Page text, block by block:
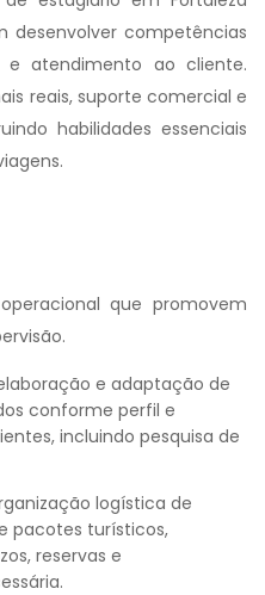
desenvolver competências
e atendimento ao cliente.
reais, suporte comercial e
habilidades essenciais
que promovem
e adaptação de
conforme perfil e
incluindo pesquisa de
logística de
pacotes turísticos,
reservas e